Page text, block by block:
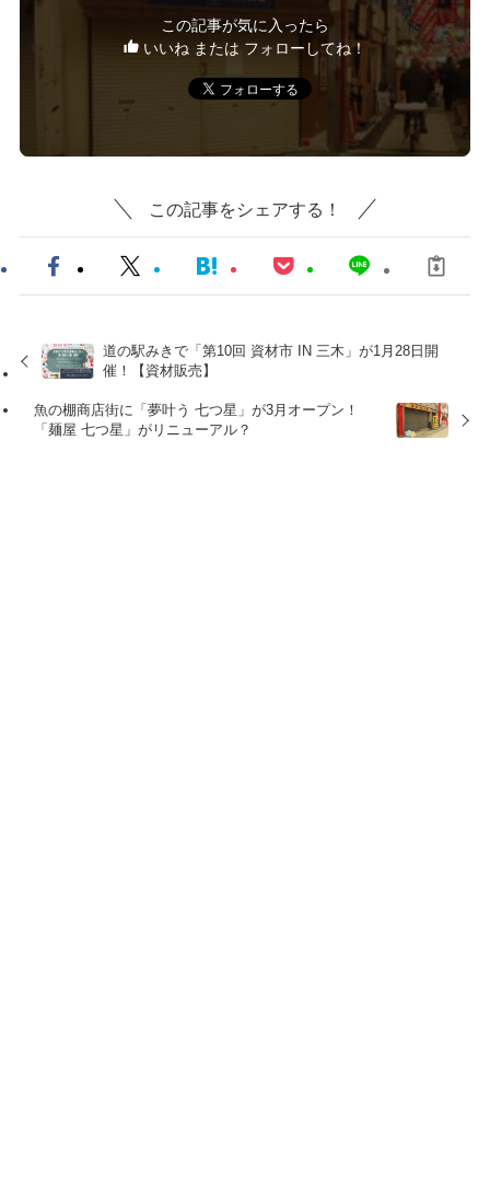
この記事が気に入ったら
いいね または フォローしてね！
この記事をシェアする！
道の駅みきで「第10回 資材市 IN 三木」が1月28日開
催！【資材販売】
魚の棚商店街に「夢叶う 七つ星」が3月オープン！
「麺屋 七つ星」がリニューアル？